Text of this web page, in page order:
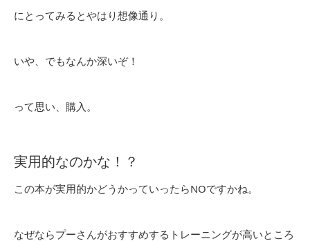
にとってみるとやはり想像通り。
いや、でもなんか深いぞ！
って思い、購入。
実用的なのかな！？
この本が実用的かどうかっていったらNOですかね。
なぜならプーさんがおすすめするトレーニングが高いところ